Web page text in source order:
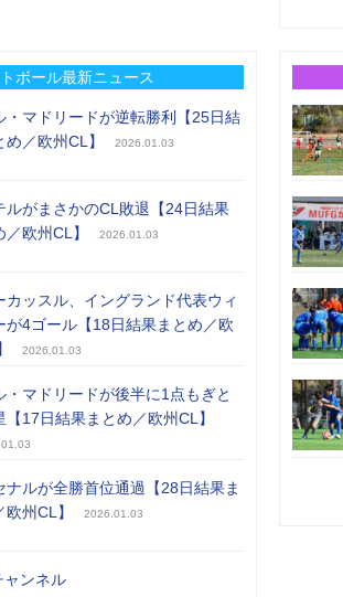
ボール最新ニュース
・マドリードが逆転勝利【25日結
め／欧州CL】
2026.01.03
ルがまさかのCL敗退【24日結果
／欧州CL】
2026.01.03
カッスル、イングランド代表ウィ
が4ゴール【18日結果まとめ／欧
2026.01.03
・マドリードが後半に1点もぎと
【17日結果まとめ／欧州CL】
ナルが全勝首位通過【28日結果ま
欧州CL】
2026.01.03